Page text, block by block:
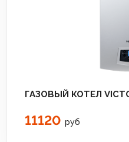
ГАЗОВЫЙ КОТЕЛ
11120 руб